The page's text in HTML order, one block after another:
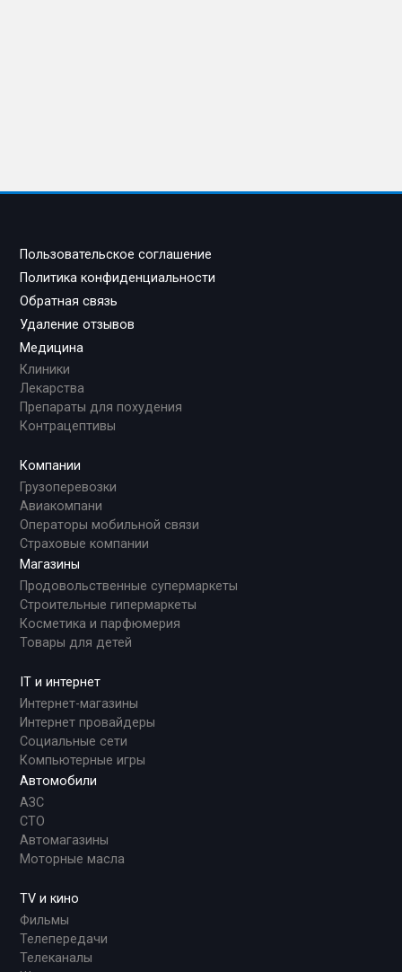
Пользовательское соглашение
Политика конфиденциальности
Обратная связь
Удаление отзывов
Медицина
Клиники
Лекарства
Препараты для похудения
Контрацептивы
Компании
Грузоперевозки
Авиакомпани
Операторы мобильной связи
Страховые компании
Магазины
Продовольственные супермаркеты
Строительные гипермаркеты
Косметика и парфюмерия
Товары для детей
IT и интернет
Интернет-магазины
Интернет провайдеры
Социальные сети
Компьютерные игры
Автомобили
АЗС
СТО
Автомагазины
Моторные масла
TV и кино
Фильмы
Телепередачи
Телеканалы